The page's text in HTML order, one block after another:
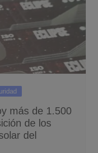
más de 1.500
de los
del